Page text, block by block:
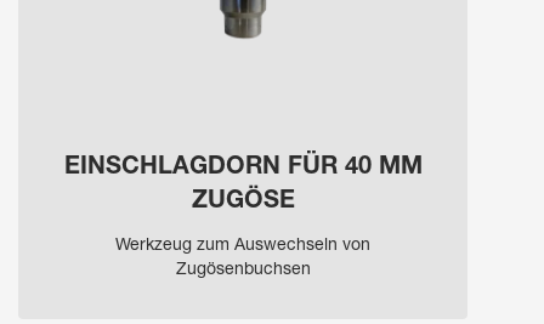
EINSCHLAGDORN FÜR 40 MM
ZUGÖSE
Werkzeug zum Auswechseln von
Zugösenbuchsen